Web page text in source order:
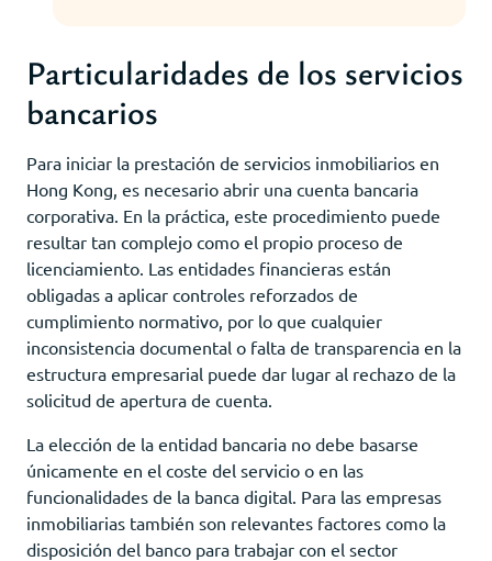
Particularidades de los servicios
bancarios
Para iniciar la prestación de servicios inmobiliarios en
Hong Kong, es necesario abrir una cuenta bancaria
corporativa. En la práctica, este procedimiento puede
resultar tan complejo como el propio proceso de
licenciamiento. Las entidades financieras están
obligadas a aplicar controles reforzados de
cumplimiento normativo, por lo que cualquier
inconsistencia documental o falta de transparencia en la
estructura empresarial puede dar lugar al rechazo de la
solicitud de apertura de cuenta.
La elección de la entidad bancaria no debe basarse
únicamente en el coste del servicio o en las
funcionalidades de la banca digital. Para las empresas
inmobiliarias también son relevantes factores como la
disposición del banco para trabajar con el sector